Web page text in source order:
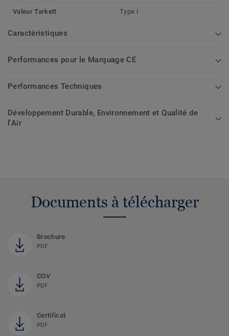
Valeur Tarkett Type I
Caractéristiques
Performances pour le Marquage CE
Performances Techniques
Développement Durable, Environnement et Qualité de
l'Air
Documents à télécharger
Brochure
PDF
COV
PDF
Certificat
PDF